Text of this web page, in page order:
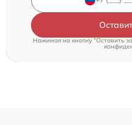
Нажимая на кнопку "Оставить